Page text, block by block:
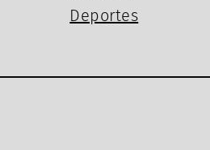
Deportes